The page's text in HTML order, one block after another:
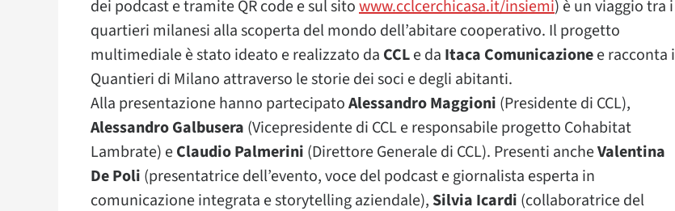
dei podcast e tramite QR code e sul sitowww.cclcerchicasa.it/insiemi) è un viaggio tra i
quartieri milanesi alla scoperta del mondo dell’abitare cooperativo. Il progetto
multimediale è stato ideato e realizzato da CCLe da Itaca Comunicazionee racconta i
Quantieri di Milano attraverso le storie dei soci e degli abitanti.
Alla presentazione hanno partecipatoAlessandro Maggioni (Presidente di CCL),
Alessandro Galbusera (Vicepresidente di CCL e responsabile progetto Cohabitat
Lambrate) eClaudio Palmerini (Direttore Generale di CCL). Presenti ancheValentina
De Poli (presentatrice dell’evento, voce del podcast e giornalista esperta in
comunicazione integrata e storytelling aziendale), Silvia Icardi (collaboratrice del